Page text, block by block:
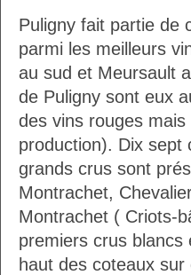
Puligny fait partie de
parmi les meilleurs
au sud et Meursault
de Puligny sont eux
des vins rouges
production). Dix sept
grands crus sont
Montrachet,
Montrachet ( Criots-
premiers crus
haut des coteaux